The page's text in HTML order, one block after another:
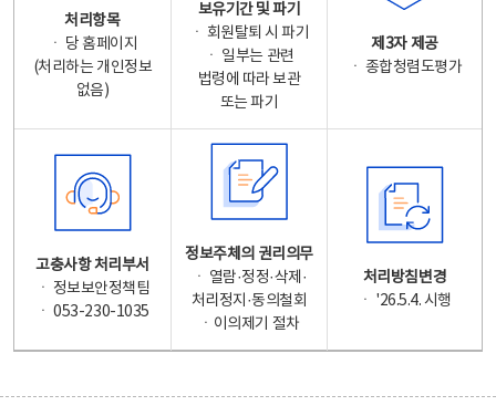
처리항목
ㆍ 당 홈페이지
(처리하는 개인정보
없음)
보유기간 및 파기
ㆍ 회원탈퇴 시 파기
ㆍ 일부는 관련
법령에 따라 보관
또는 파기
제3자 제공
ㆍ 종합청렴도평가
고충사항 처리부서
ㆍ 정보보안정책팀
ㆍ 053-230-1035
정보주체의 권리의무
ㆍ 열람·정정·삭제·
처리정지·동의철회
ㆍ이의제기 절차
처리방침변경
ㆍ '26.5.4. 시행